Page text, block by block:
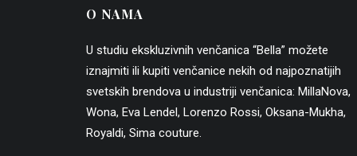
O NAMA
U studiu ekskluzivnih venčanica “Bella” možete
iznajmiti ili kupiti venčanice nekih od najpoznatijih
svetskih brendova u industriji venčanica: MillaNova,
Wona, Eva Lendel, Lorenzo Rossi, Oksana-Mukha,
Royaldi, Sima couture.